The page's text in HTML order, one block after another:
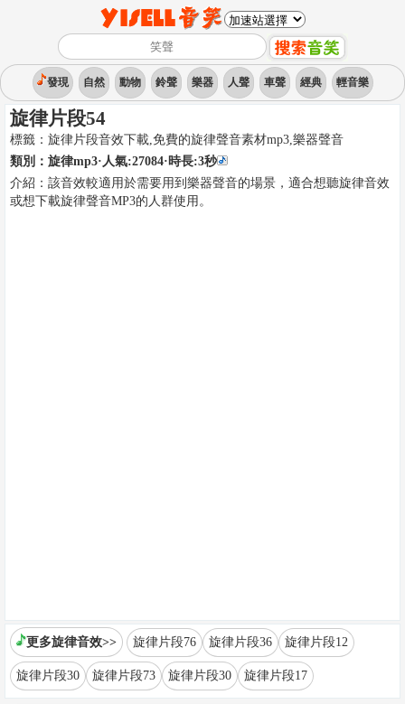
發現 自然 動物 鈴聲 樂器 人聲 車聲 經典 輕音樂
旋律片段54
標籤： 旋律片段音效下載,免費的旋律聲音素材mp3,樂器聲音
類別： 旋律mp3·人氣:27084·時長:3秒
介紹： 該音效較適用於需要用到樂器聲音的場景，適合想聽旋律音效
或想下載旋律聲音MP3的人群使用。
更多旋律音效>> 旋律片段76 旋律片段36 旋律片段12
旋律片段30 旋律片段73 旋律片段30 旋律片段17